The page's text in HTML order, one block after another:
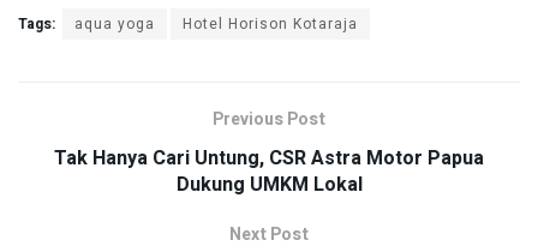
Tags: aqua yoga Hotel Horison Kotaraja
Previous Post
Tak Hanya Cari Untung, CSR Astra Motor Papua
Dukung UMKM Lokal
Next Post